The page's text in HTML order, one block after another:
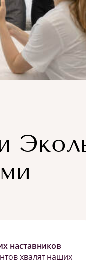
наставников
хвалят наших